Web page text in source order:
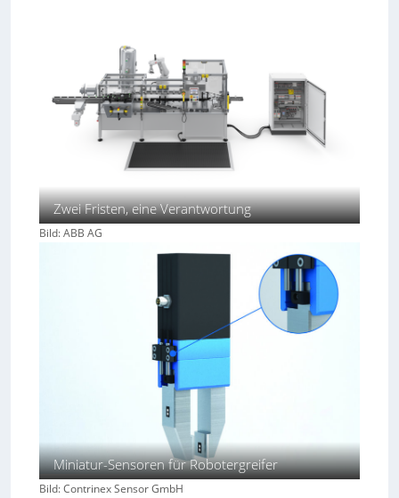
Zwei Fristen, eine Verantwortung
Bild: ABB AG
Miniatur-Sensoren für Robotergreifer
Bild: Contrinex Sensor GmbH